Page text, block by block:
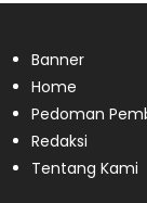
Banner
Home
Pedoman
Redaksi
Tentang Kami